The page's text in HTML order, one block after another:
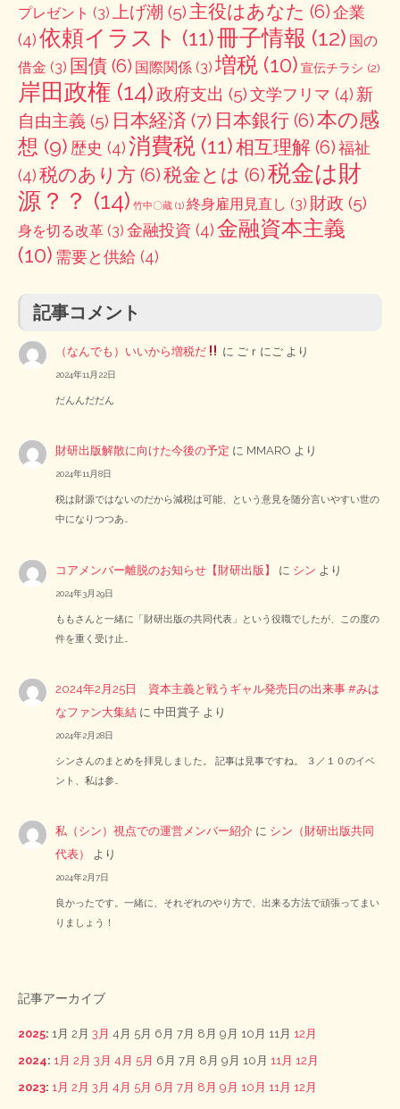
プレゼント (3) 上げ潮 (5) 主役はあなた (6)企業
(4)依頼イラスト (11)冊子情報 (12) 国の
借金 (3) 国債 (6) 国際関係 (3) 増税 (10) 宣伝チラシ (2)
岸田政権 (14)政府支出 (5)文学フリマ (4) 新
自由主義 (5) 日本経済 (7) 日本銀行 (6)本の感
想 (9) 歴史 (4)消費税 (11)相互理解 (6)福祉
(4)税のあり方 (6)税金とは (6)税金は財
源？？ (14) 竹中〇蔵 (1) 終身雇用見直し (3) 財政 (5)
身を切る改革 (3) 金融投資 (4)金融資本主義
(10) 需要と供給 (4)
記事コメント
（なんでも）いいから増税だ に ごｒにご より
2024年11月22日
だんんだだん
財研出版解散に向けた今後の予定 に MMARO より
2024年11月8日
税は財源ではないのだから減税は可能、という意見を随分言いやすい世の
中になりつつあ…
コアメンバー離脱のお知らせ【財研出版】 に シン より
2024年3月29日
ももさんと一緒に「財研出版の共同代表」という役職でしたが、この度の
件を重く受け止…
2024年2月25日 資本主義と戦うギャル発売日の出来事 #みは
なファン大集結 に中田賞子 より
2024年2月28日
シンさんのまとめを拝見しました。 記事は見事ですね。 ３／１０のイベ
ント、私は参…
私（シン）視点での運営メンバー紹介 に シン（財研出版共同
代表）
より
2024年2月7日
良かったです。一緒に、それぞれのやり方で、出来る方法で頑張ってまい
りましょう！
記事アーカイブ
2025: 1月 2月 3月 4月 5月 6月 7月 8月 9月 10月 11月 12月
2024: 1月 2月 3月 4月 5月 6月 7月 8月 9月 10月 11月 12月
2023: 1月 2月 3月 4月 5月 6月 7月 8月 9月 10月 11月 12月